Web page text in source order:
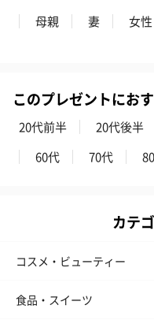
ハンドタオル・ハンカチを
の＋αにおすすめです。
花束ハンドタオル（ピ
母親
妻 女性
このプレゼントにお
20代前半 20代後半
60代
70代
カテ
コスメ・ビューティー
食品・スイーツ